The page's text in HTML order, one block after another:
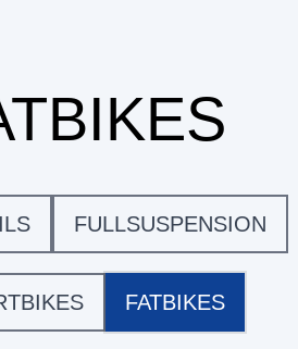
FULLSUSPENSION
FATBIKES